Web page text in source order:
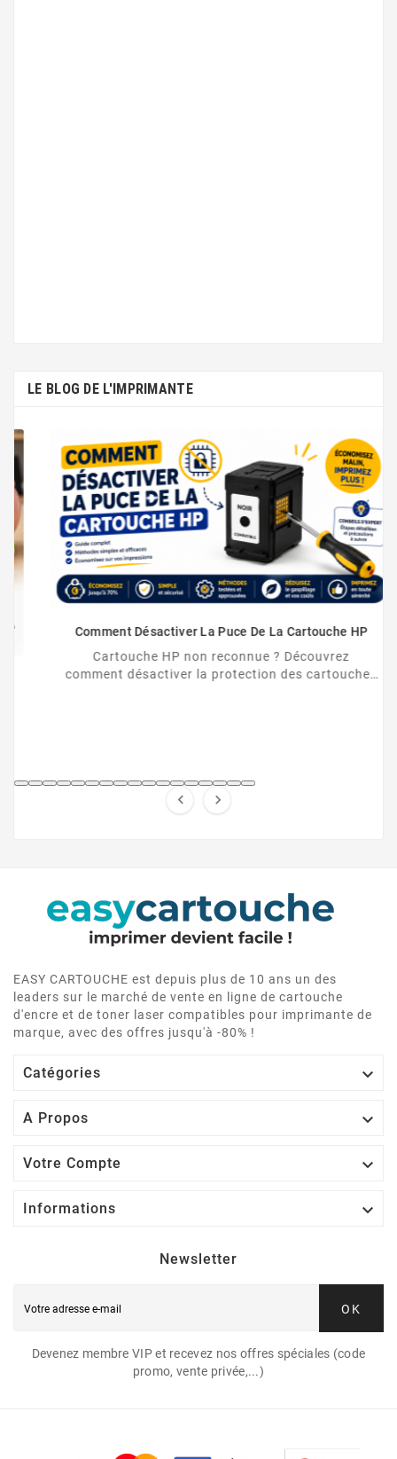
LE BLOG DE L'IMPRIMANTE
Comment Désactiver La Puce De La Cartouche HP
Cartouche HP non reconnue ? Découvrez
comment désactiver la protection des cartouches
 
EASY CARTOUCHE est depuis plus de 10 ans un des
leaders sur le marché de vente en ligne de cartouche
d'encre et de toner laser compatibles pour imprimante de
marque, avec des offres jusqu'à -80% !
Catégories 
A Propos 
Votre Compte 
Informations 
Newsletter
OK
Devenez membre VIP et recevez nos offres spéciales (code
promo, vente privée,...)